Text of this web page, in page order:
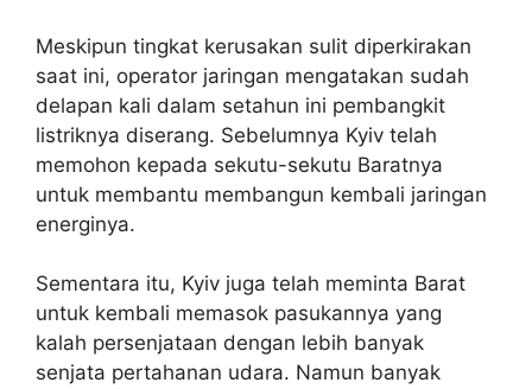
Meskipun tingkat kerusakan sulit diperkirakan
saat ini, operator jaringan mengatakan sudah
delapan kali dalam setahun ini pembangkit
listriknya diserang. Sebelumnya Kyiv telah
memohon kepada sekutu-sekutu Baratnya
untuk membantu membangun kembali jaringan
energinya.
Sementara itu, Kyiv juga telah meminta Barat
untuk kembali memasok pasukannya yang
kalah persenjataan dengan lebih banyak
senjata pertahanan udara. Namun banyak